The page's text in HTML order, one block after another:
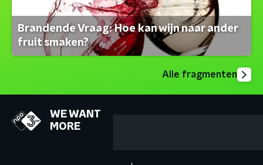
Brandende Vraag: Hoe kan wijn naar ander
fruit smaken?
Alle fragmenten
WE WANT
MORE